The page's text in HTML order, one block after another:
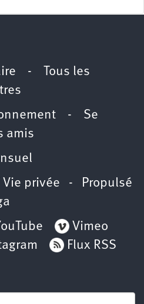
-
Tous les
- Se
amis
privée - Propulsé
Vimeo
Flux RSS